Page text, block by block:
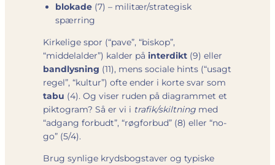
blokade (7) – militær/strategisk
spærring
Kirkelige spor (“pave”, “biskop”,
“middelalder”) kalder på interdikt (9) eller
bandlysning (11), mens sociale hints (“usagt
regel”, “kultur”) ofte ender i korte svar som
tabu (4). Og viser ruden på diagrammet et
piktogram? Så er vi i trafik/skiltning med
“adgang forbudt”, “røgforbud” (8) eller “no-
go” (5/4).
Brug synlige krydsbogstaver og typiske